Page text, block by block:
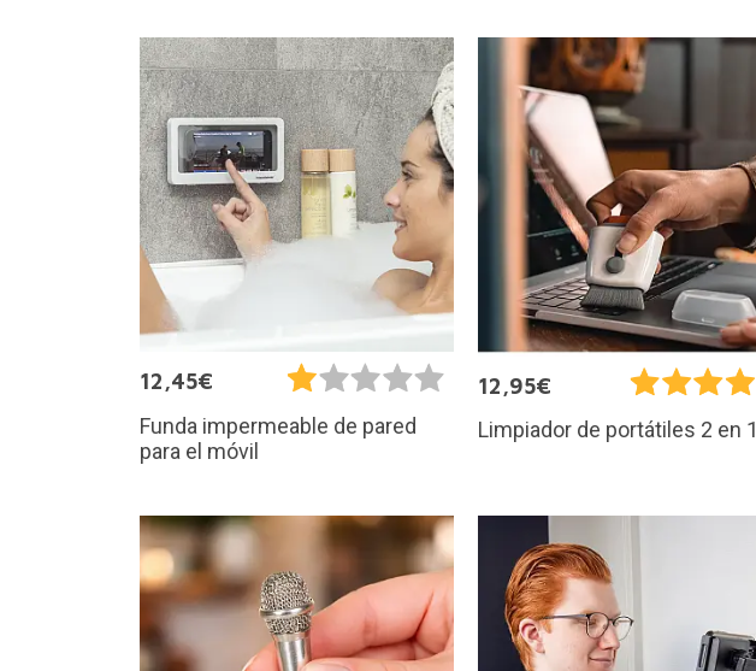
12,45€
Funda impermeable de pared
para el móvil
12,95€
Limpiador de portátiles 2 en 1